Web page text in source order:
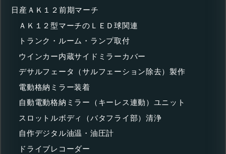
日産ＡＫ１２前期マーチ
ＡＫ１２型マーチのＬＥＤ球関連
トランク・ルーム・ランプ取付
ウインカー内蔵サイドミラーカバー
デサルフェータ（サルフェーション除去）製作
電動格納ミラー装着
自動電動格納ミラー（キーレス連動）ユニット
スロットルボディ（バタフライ部）清浄
自作デジタル油温・油圧計
ドライブレコーダー